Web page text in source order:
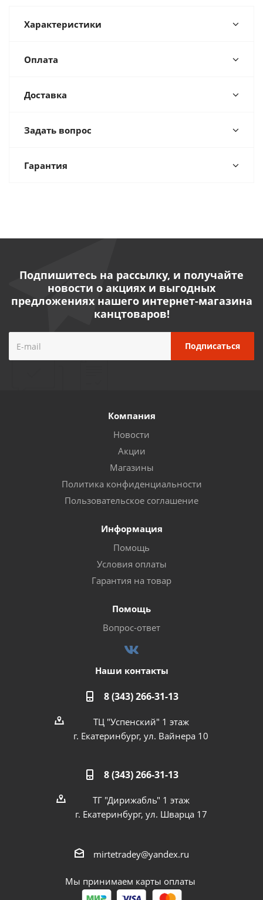
Характеристики
Оплата
Доставка
Задать вопрос
Гарантия
Подпишитесь на рассылку, и получайте
новости о акциях и выгодных
предложениях нашего интернет-магазина
канцтоваров!
Компания
Новости
Акции
Магазины
Политика конфиденциальности
Пользовательское соглашение
Информация
Помощь
Условия оплаты
Гарантия на товар
Помощь
Вопрос-ответ
Наши контакты
8 (343) 266-31-13
ТЦ "Успенский" 1 этаж
г. Екатеринбург, ул. Вайнера 10
8 (343) 266-31-13
ТГ "Дирижабль" 1 этаж
г. Екатеринбург, ул. Шварца 17
mirtetradey@yandex.ru
Мы принимаем карты оплаты